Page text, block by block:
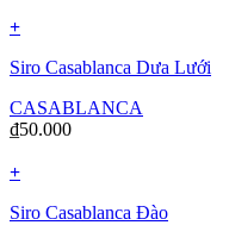
+
Siro Casablanca Dưa Lưới
CASABLANCA
₫50.000
+
Siro Casablanca Đào